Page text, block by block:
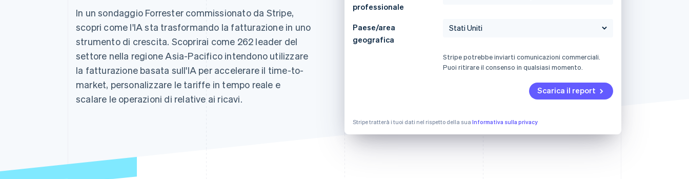
In un sondaggio Forrester commissionato da Stripe,
scopri come l'IA sta trasformando la fatturazione in uno
strumento di crescita. Scoprirai come 262 leader del
settore nella regione Asia-Pacifico intendono utilizzare
la fatturazione basata sull'IA per accelerare il time-to-
market, personalizzare le tariffe in tempo reale e
scalare le operazioni di relative ai ricavi.
professionale
Paese/area
geografica
Stripe potrebbe inviarti comunicazioni commerciali.
Puoi ritirare il consenso in qualsiasi momento.
Scarica il report
Stripe tratterà i tuoi dati nel rispetto della sua Informativa sulla privacy